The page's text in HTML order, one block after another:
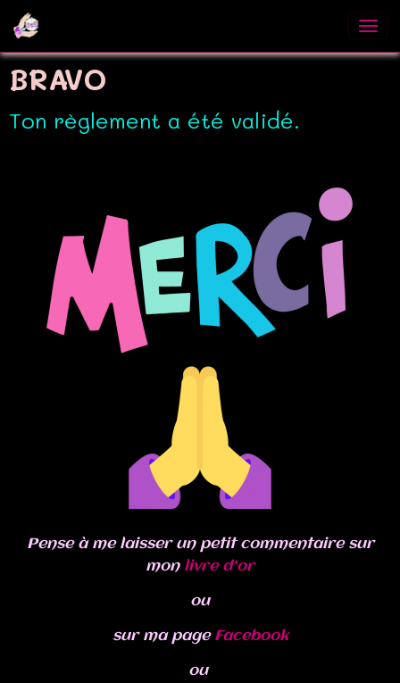
BRAVO
Ton règlement a été validé.
Pense à me laisser un petit commentaire sur
mon livre d'or
ou
sur ma page Facebook
ou